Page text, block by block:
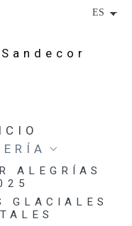
ALEGRÍAS
GLACIALES